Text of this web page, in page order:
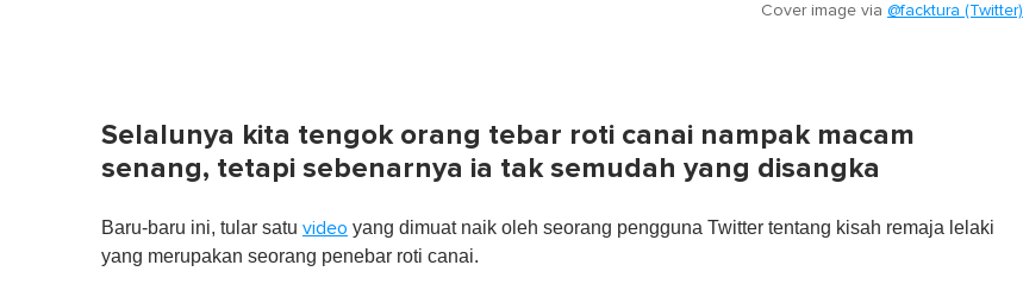
Cover image via @facktura (Twitter)
Selalunya kita tengok orang tebar roti canai nampak macam
senang, tetapi sebenarnya ia tak semudah yang disangka
Baru-baru ini, tular satu video yang dimuat naik oleh seorang pengguna Twitter tentang kisah remaja lelaki
yang merupakan seorang penebar roti canai.